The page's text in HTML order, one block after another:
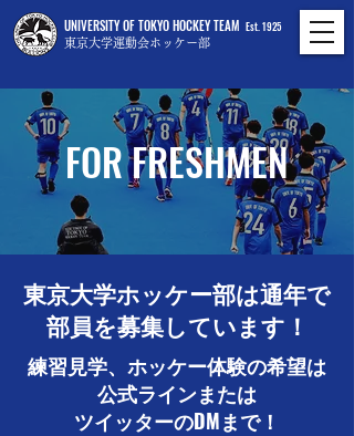
UNIVERSITY OF TOKYO HOCKEY TEAM
東京大学運動会ホッケー部
Est. 1925
FOR FRESHMEN
東京大学ホッケー部は通年で
部員を募集しています！
練習見学、ホッケー体験の希望は
公式ラインまたは
ツイッターのDMまで！